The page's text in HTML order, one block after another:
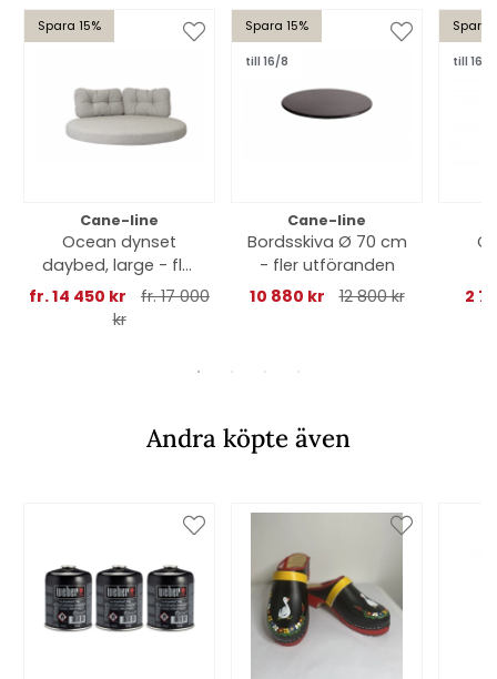
Spara 15%
Cane-line
Ocean dynset
daybed, large - fler
färger
fr. 14 450 kr
fr. 17 000
kr
Spara 15%
till 16/8
Cane-line
Bordsskiva Ø 70 cm
- fler utföranden
10 880 kr
12 800 kr
Spara
till 16/8
2
Andra köpte även